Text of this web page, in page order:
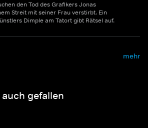
den Tod des Grafikers Jonas
Streit mit seiner Frau verstirbt. Ein
Dimple am Tatort gibt Rätsel auf.
mehr
gefallen